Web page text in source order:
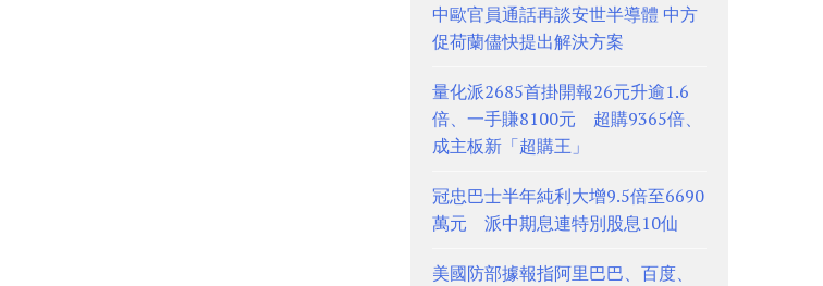
中歐官員通話再談安世半導體 中方
促荷蘭儘快提出解決方案
量化派2685首掛開報26元升逾1.6
倍、一手賺8100元 超購9365倍、
成主板新「超購王」
冠忠巴士半年純利大增9.5倍至6690
萬元 派中期息連特別股息10仙
美國防部據報指阿里巴巴、百度、